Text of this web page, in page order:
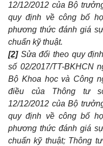
12/12/2012 của Bộ
quy định vềcông bố
phương thức đánh giá
chuẩn kỹ thuật.
[2]Sửa đổi theo quy
số 02/2017/TT-BKHCN
Bộ Khoa học và Công
điều của Thông tư số
12/12/2012 của Bộ trưở
quy định về công bố
phương thức đánh giá
chuẩn kỹ thuật; Thông